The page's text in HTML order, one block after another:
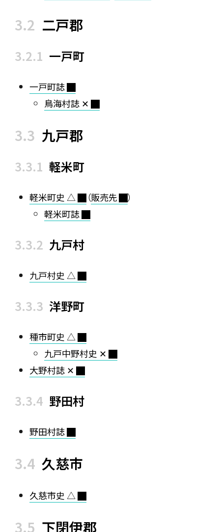
二戸郡
一戸町
一戸町誌
鳥海村誌 ✕
九戸郡
軽米町
軽米町史 △ （販売先
）
軽米町誌
九戸村
九戸村史 △
洋野町
種市町史 △
九戸中野村史 ✕
大野村誌 ✕
野田村
野田村誌
久慈市
久慈市史 △
下閉伊郡